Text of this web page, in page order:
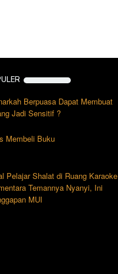
Berpuasa Dapat Membuat
Jadi Sensitif ?
Membeli Buku
Pelajar Shalat di Ruang Karaoke
Temannya Nyanyi, Ini
MUI